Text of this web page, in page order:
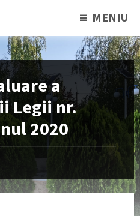
MENIU
a
Legii nr.
2020